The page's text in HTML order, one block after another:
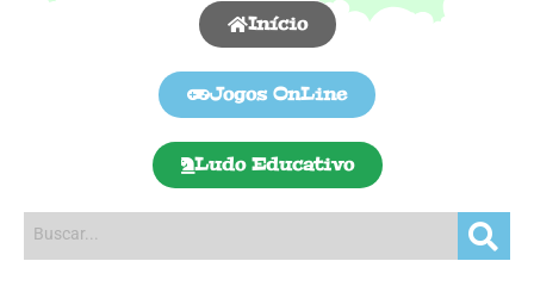
Início
Jogos OnLine
Ludo Educativo